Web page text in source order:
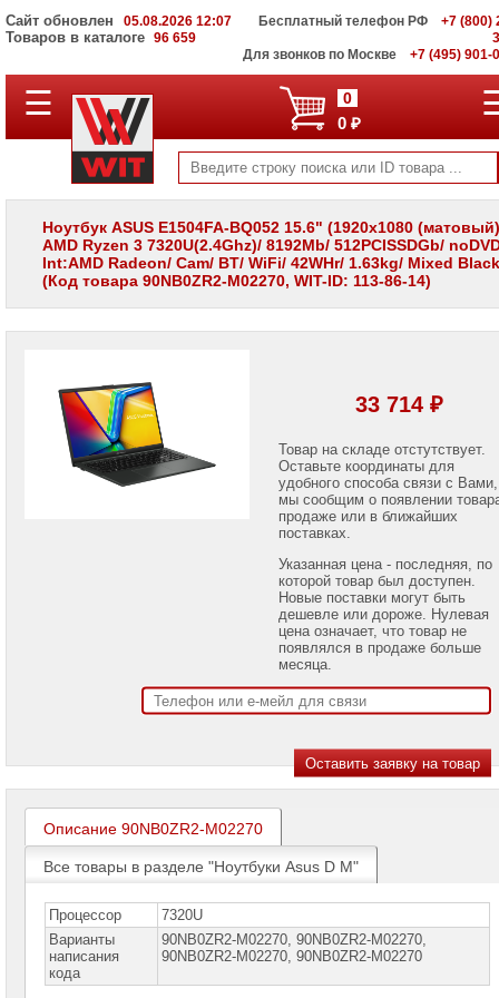
Сайт обновлен 05.08.2026 12:07
Товаров в каталоге 96 659
Бесплатный телефон РФ
+7 (800)
Для звонков по Москве
+7 (495) 901-
ПОЛНЫЙ
КАТАЛОГ
Корпоративные
серверы
WIT
Системы
хранения
данных
LCD
панели
Проекторы
MSI
Ноутбуки
Acer
Ноутбуки
Asus
Ноутбуки
Asus
Pro
☰ 0
0 ₽
Ноутбук ASUS E1504FA-BQ052 15.6" (1920x1080
AMD Ryzen 3 7320U(2.4Ghz)/ 8192Mb/ 512PCISSDGb/
Int:AMD Radeon/ Cam/ BT/ WiFi/ 42WHr/ 1.63kg/ Mixed
(Код товара 90NB0ZR2-M02270, WIT-ID: 113-86-14)
33 714 ₽
Товар на складе отстутствует.
Оставьте координаты для
удобного способа связи с Вами,
мы сообщим о появлении
продаже или в ближайших
поставках.
Указанная цена - последняя, по
которой товар был доступен.
Новые поставки могут быть
дешевле или дороже. Нулевая
цена означает, что товар не
появлялся в продаже больше
месяца.
Описание 90NB0ZR2-M02270
Все товары в разделе "Ноутбуки Asus D M"
Процессор
7320U
Варианты
написания
кода
90NB0ZR2-M02270, 90NB0ZR2-M02270,
90NВ0ZR2-M02270, 90NВ0ZR2-М02270